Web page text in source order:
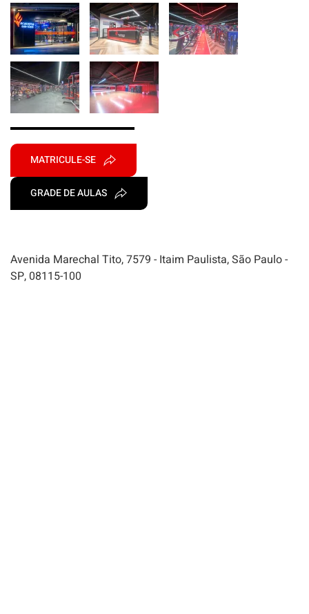
MATRICULE-SE
GRADE DE AULAS
Avenida Marechal Tito, 7579 - Itaim Paulista, São Paulo -
SP, 08115-100